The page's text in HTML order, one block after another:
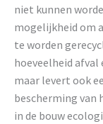
niet kunnen
mogelijkheid om
te worden
hoeveelheid
maar levert ook
bescherming van
in de bouw